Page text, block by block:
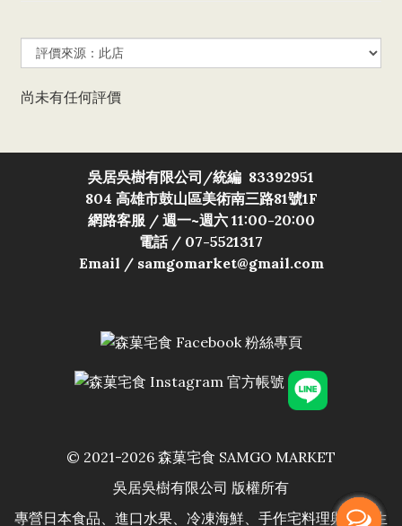
尚未有任何評價
吳居吳樹有限公司/統編 83392951
804 高雄市鼓山區美術南三路81號1F
網路客服 / 週一~週六 11:00-20:00
電話 / 07-5521317
Email / samgomarket@gmail.com
© 2021-2026 森菓宅食 SAMGO MARKET
吳居吳樹有限公司 版權所有
專營日本食品、進口水果、冷凍海鮮、手作宅料理與居家生